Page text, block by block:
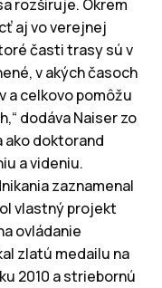
rozširuje. Okrem
aj vo verejnej
časti trasy sú v
v akých časoch
a celkovo pomôžu
dodáva Naiser zo
ako doktorand
a videniu.
zaznamenal
vlastný projekt
ovládanie
zlatú medailu na
2010 a striebornú